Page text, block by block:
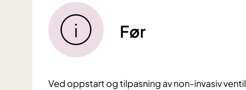
Før
Ved oppstart og tilpasning av non-invasiv